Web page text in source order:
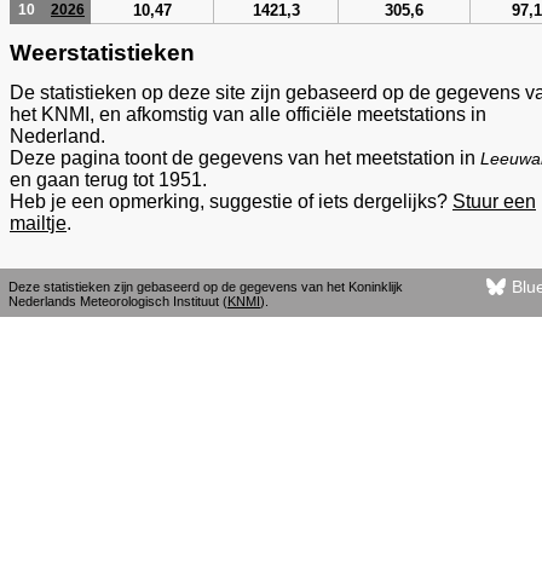
10 2026 10,47 1421,3 305,6 97,1
Weerstatistieken
De statistieken op deze site zijn gebaseerd op de gegevens
het KNMI, en afkomstig van alle officiële meetstations in
Nederland.
Deze pagina toont de gegevens van het meetstation in
en gaan terug tot 1951.
Heb je een opmerking, suggestie of iets dergelijks? Stuur een
mailtje.
Deze statistieken zijn gebaseerd op de gegevens van het Koninklijk
Nederlands Meteorologisch Instituut (KNMI).